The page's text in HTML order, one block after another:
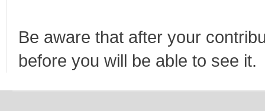
Be aware that after your
before you will be able to see it.